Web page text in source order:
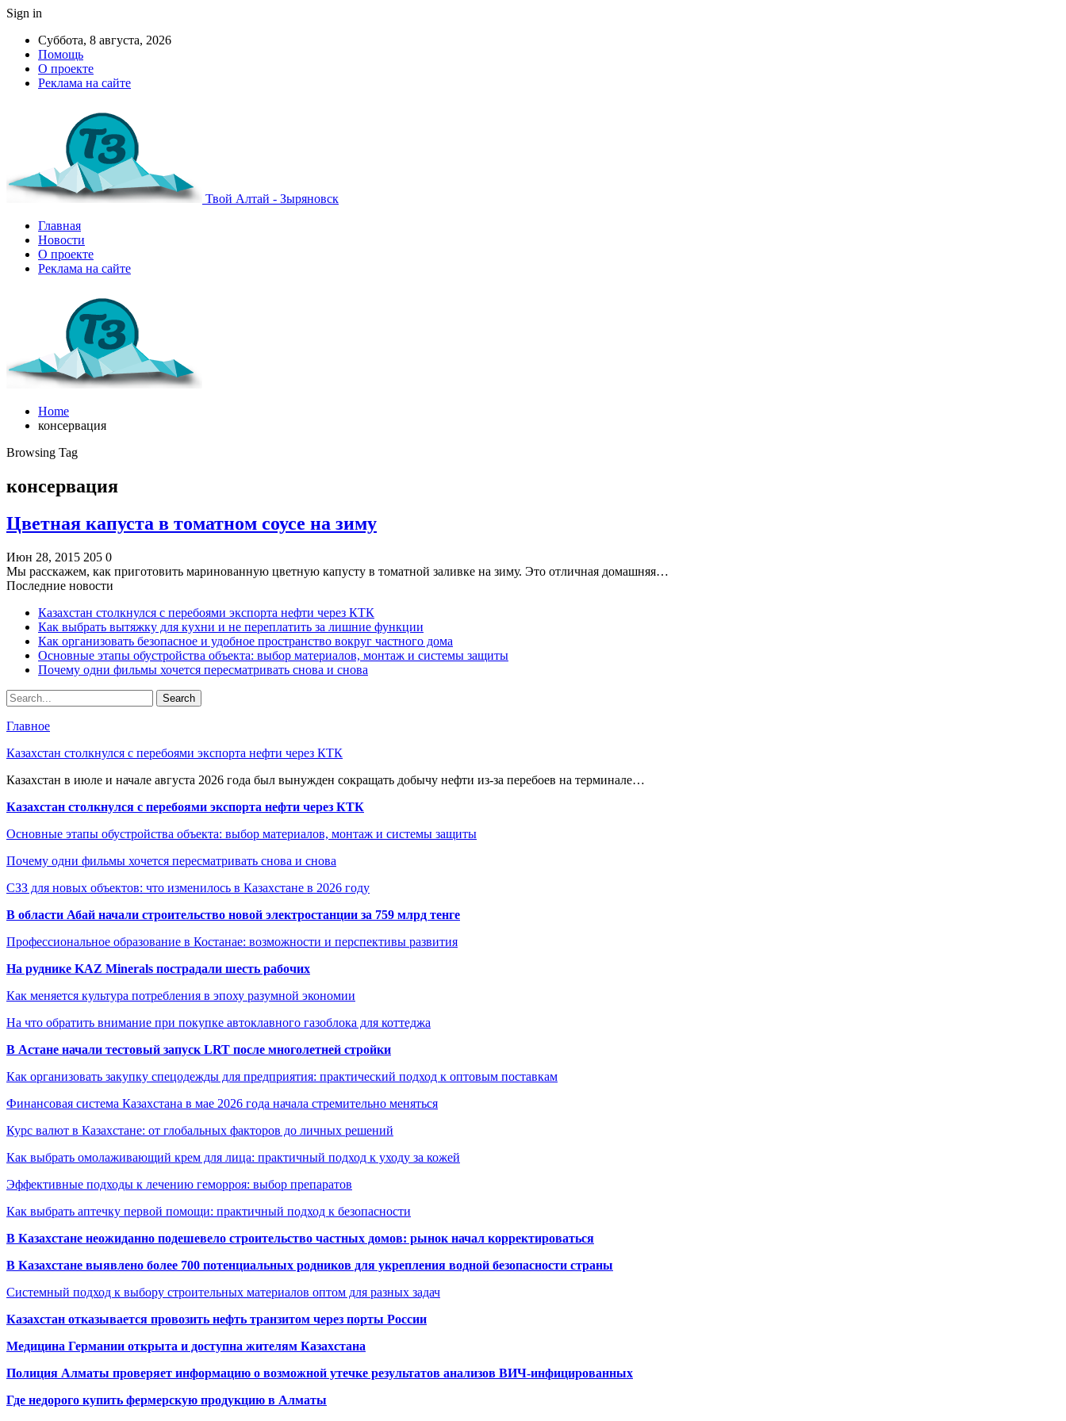
Sign in
Суббота, 8 августа, 2026
Помощь
О проекте
Реклама на сайте
Твой Алтай - Зыряновск
Главная
Новости
О проекте
Реклама на сайте
Home
консервация
Browsing Tag
консервация
Цветная капуста в томатном соусе на зиму
Июн 28, 2015 205 0
Мы расскажем, как приготовить маринованную цветную капусту в томатной заливке на зиму. Это отличная домашняя…
Последние новости
Казахстан столкнулся с перебоями экспорта нефти через КТК
Как выбрать вытяжку для кухни и не переплатить за лишние функции
Как организовать безопасное и удобное пространство вокруг частного дома
Основные этапы обустройства объекта: выбор материалов, монтаж и системы защиты
Почему одни фильмы хочется пересматривать снова и снова
Главное
Казахстан столкнулся с перебоями экспорта нефти через КТК
Казахстан в июле и начале августа 2026 года был вынужден сокращать добычу нефти из-за перебоев на терминале…
Казахстан столкнулся с перебоями экспорта нефти через КТК
Основные этапы обустройства объекта: выбор материалов, монтаж и системы защиты
Почему одни фильмы хочется пересматривать снова и снова
СЗЗ для новых объектов: что изменилось в Казахстане в 2026 году
В области Абай начали строительство новой электростанции за 759 млрд тенге
Профессиональное образование в Костанае: возможности и перспективы развития
На руднике KAZ Minerals пострадали шесть рабочих
Как меняется культура потребления в эпоху разумной экономии
На что обратить внимание при покупке автоклавного газоблока для коттеджа
В Астане начали тестовый запуск LRT после многолетней стройки
Как организовать закупку спецодежды для предприятия: практический подход к оптовым поставкам
Финансовая система Казахстана в мае 2026 года начала стремительно меняться
Курс валют в Казахстане: от глобальных факторов до личных решений
Как выбрать омолаживающий крем для лица: практичный подход к уходу за кожей
Эффективные подходы к лечению геморроя: выбор препаратов
Как выбрать аптечку первой помощи: практичный подход к безопасности
В Казахстане неожиданно подешевело строительство частных домов: рынок начал корректироваться
В Казахстане выявлено более 700 потенциальных родников для укрепления водной безопасности страны
Системный подход к выбору строительных материалов оптом для разных задач
Казахстан отказывается провозить нефть транзитом через порты России
Медицина Германии открыта и доступна жителям Казахстана
Полиция Алматы проверяет информацию о возможной утечке результатов анализов ВИЧ-инфицированных
Где недорого купить фермерскую продукцию в Алматы